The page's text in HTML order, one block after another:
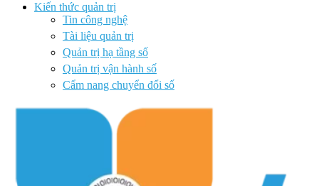
Kiến thức quản trị
Tin công nghệ
Tài liệu quản trị
Quản trị hạ tầng số
Quản trị vận hành số
Cẩm nang chuyển đổi số